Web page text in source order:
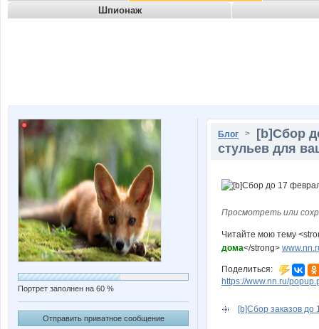
Шпионаж
Портрет заполнен на 60 %
Отправить приватное сообщение
Блог >
[b]Сбор
стульев для
Просмотреть или
Читайте мою тему
дома</strong>
Поделиться:
https://www.nn.ru/
[b]Сбор заказов